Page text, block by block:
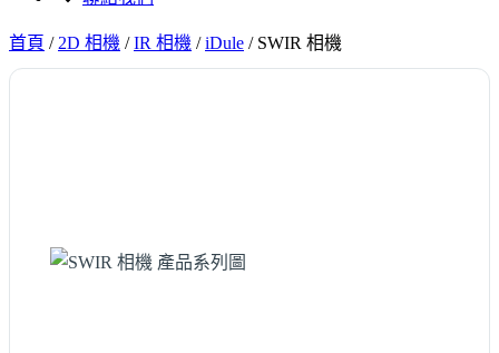
首頁 / 2D 相機 /IR 相機 /iDule / SWIR 相機